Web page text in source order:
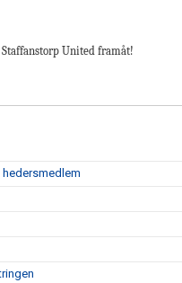
United framåt!